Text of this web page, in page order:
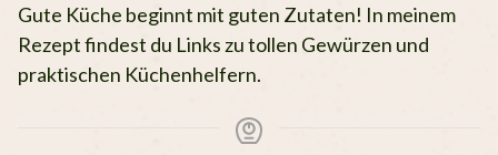
Gute Küche beginnt mit guten Zutaten! In meinem
Rezept findest du Links zu tollen Gewürzen und
praktischen Küchenhelfern.